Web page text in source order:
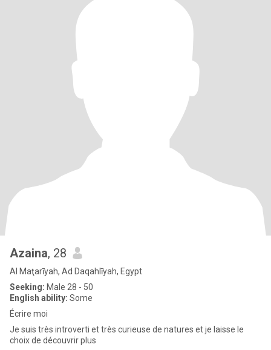
Azaina, 28
Al Maţarīyah, Ad Daqahlīyah, Egypt
Seeking: Male 28 - 50
English ability: Some
Écrire moi
Je suis très introverti et très curieuse de natures et je laisse le
choix de découvrir plus